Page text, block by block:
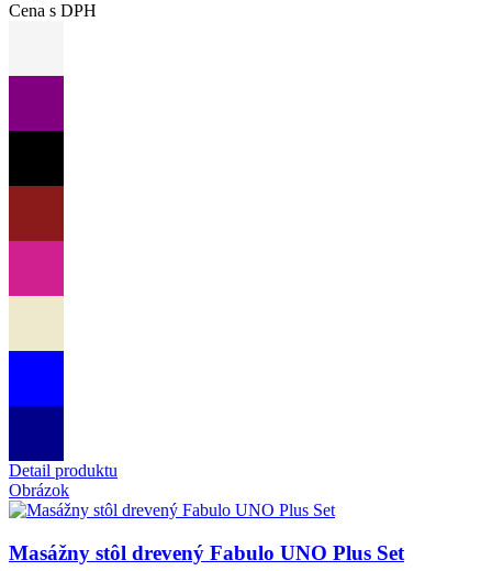
Cena s DPH
Detail produktu
Obrázok
Masážny stôl drevený Fabulo UNO Plus Set